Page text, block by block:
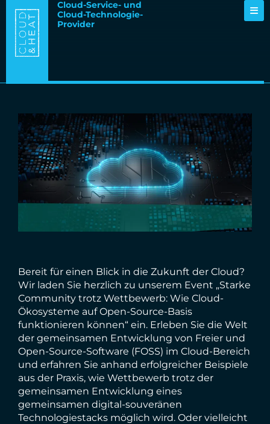
Cloud-Service- und
Cloud-Technologie-
Provider
Bereit für einen Blick in die Zukunft der Cloud?
Wir laden Sie herzlich zu unserem Event „Starke
Community trotz Wettbewerb: Wie Cloud-
Ökosysteme auf Open-Source-Basis
funktionieren können“ ein. Erleben Sie die Welt
der gemeinsamen Entwicklung von Freier und
Open-Source-Software (FOSS) im Cloud-Bereich
und erfahren Sie anhand erfolgreicher Beispiele
aus der Praxis, wie Wettbewerb trotz der
gemeinsamen Entwicklung eines
gemeinsamen digital-souveränen
Technologiestacks möglich wird. Oder vielleicht